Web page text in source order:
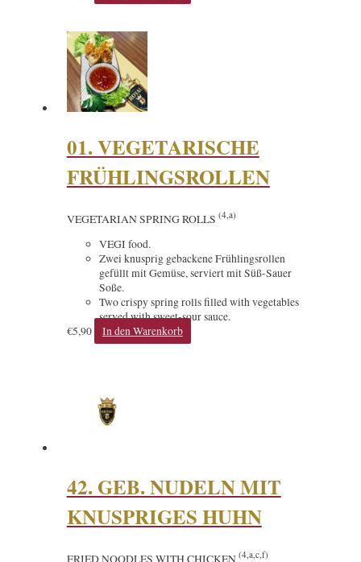
01. VEGETARISCHE
FRÜHLINGSROLLEN
VEGETARIAN SPRING ROLLS (4,a)
VEGI food.
Zwei knusprig gebackene Frühlingsrollen
gefüllt mit Gemüse, serviert mit Süß-Sauer
Soße.
Two crispy spring rolls filled with vegetables
served with sweet-sour sauce.
€5,90 In den Warenkorb
42. GEB. NUDELN MIT
KNUSPRIGES HUHN
FRIED NOODLES WITH CHICKEN(4,a,c,f)